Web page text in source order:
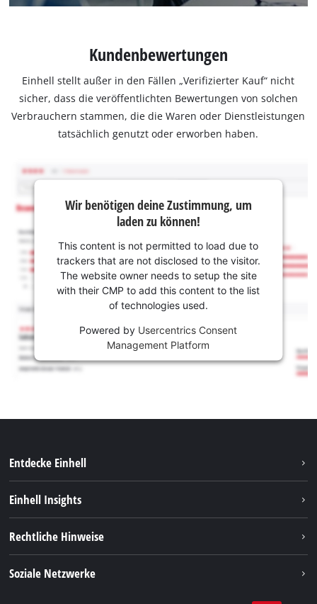
Kundenbewertungen
Einhell stellt außer in den Fällen „Verifizierter Kauf“ nicht
sicher, dass die veröffentlichten Bewertungen von solchen
Verbrauchern stammen, die die Waren oder Dienstleistungen
tatsächlich genutzt oder erworben haben.
Wir benötigen deine Zustimmung, um
laden zu können!
This content is not permitted to load due to
trackers that are not disclosed to the visitor.
The website owner needs to setup the site
with their CMP to add this content to the list
of technologies used.
Powered by Usercentrics Consent
Management Platform
Entdecke Einhell
Akkusystem
Einhell Insights
Rechtliche Hinweise
Soziale Netzwerke